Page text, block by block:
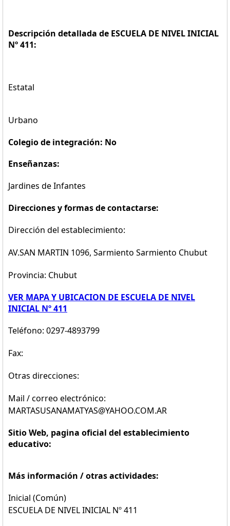
Descripción detallada de ESCUELA DE NIVEL INICIAL
Nº 411:
Estatal
Urbano
Colegio de integración: No
Enseñanzas:
Jardines de Infantes
Direcciones y formas de contactarse:
Dirección del establecimiento:
AV.SAN MARTIN 1096, Sarmiento Sarmiento Chubut
Provincia: Chubut
VER MAPA Y UBICACION DE ESCUELA DE NIVEL
INICIAL Nº 411
Teléfono: 0297-4893799
Fax:
Otras direcciones:
Mail / correo electrónico:
MARTASUSANAMATYAS@YAHOO.COM.AR
Sitio Web, pagina oficial del establecimiento
educativo:
Más información / otras actividades:
Inicial (Común)
ESCUELA DE NIVEL INICIAL Nº 411